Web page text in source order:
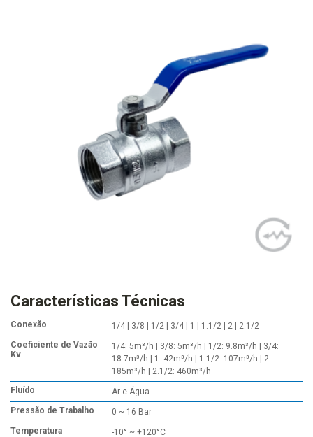
Características Técnicas
Conexão
1/4 | 3/8 | 1/2 | 3/4 | 1 | 1.1/2 | 2 | 2.1/2
Coeficiente de Vazão
Kv
1/4: 5m³/h | 3/8: 5m³/h | 1/2: 9.8m³/h | 3/4:
18.7m³/h | 1: 42m³/h | 1.1/2: 107m³/h | 2:
185m³/h | 2.1/2: 460m³/h
Fluído
Ar e Água
Pressão de Trabalho
0 ~ 16 Bar
Temperatura
-10° ~ +120°C